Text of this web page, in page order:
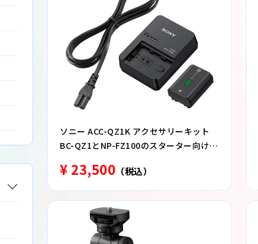
ソニー ACC-QZ1K アクセサリーキット
BC-QZ1とNP-FZ100のスターター向けチ
¥ 23,500 （税込）